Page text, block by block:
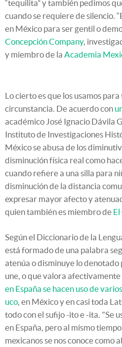
“tequilita” y también pedimos
cuando se requiere de silencio.
en México para ser gentil o
Concepción Company,
y miembro de la Academia
Lo cierto es que los usamos
circunstancia. De acuerdo con
académico José Ignacio Dávila
Instituto de Investigaciones
México se abusa de los
disminución física real como
cuando refiere a una silla para
disminución de la distancia
expresar mayor afecto y
quien también es miembro de
Según el Diccionario de la
está formado de una palabra
atenúa o disminuye lo denotado
une, o que valora
en España se hacen uso de
uco, en México y en casi toda
todo con el sufijo -ito e -ita. "Se
en España, pero al mismo
mexicanos se nos conoce como